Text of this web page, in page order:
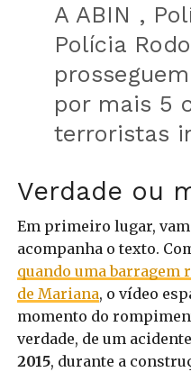
A ABIN ,
Polícia
por mais 5
terroristas
Verdade ou
Em primeiro lugar,
acompanha o texto.
quando uma barragem
de Mariana, o vídeo
momento do
verdade, de um
2015, durante a